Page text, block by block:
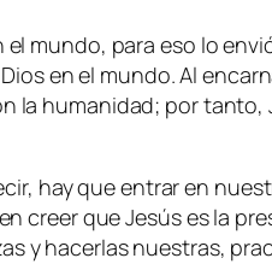
mundo, para eso lo
en el mundo. Al
la humanidad; por tanto,
hay que entrar en
creer que Jesús es la
y hacerlas nuestras,